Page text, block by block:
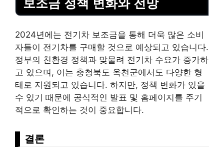
보조금 정책 변화와 전망
2024년에는 전기차 보조금을 통해 더욱 많은 소비
자들이 전기차를 구매할 것으로 예상되고 있습니다.
정부의 친환경 정책과 맞물려 전기차 수요가 증가하
고 있으며, 이는 충청북도 옥천군에서도 다양한 형
태로 지원되고 있습니다. 하지만, 정책 변화가 있을
수 있기 때문에 공식적인 발표 및 홈페이지를 주기
적으로 확인하는 것이 중요합니다.
결론